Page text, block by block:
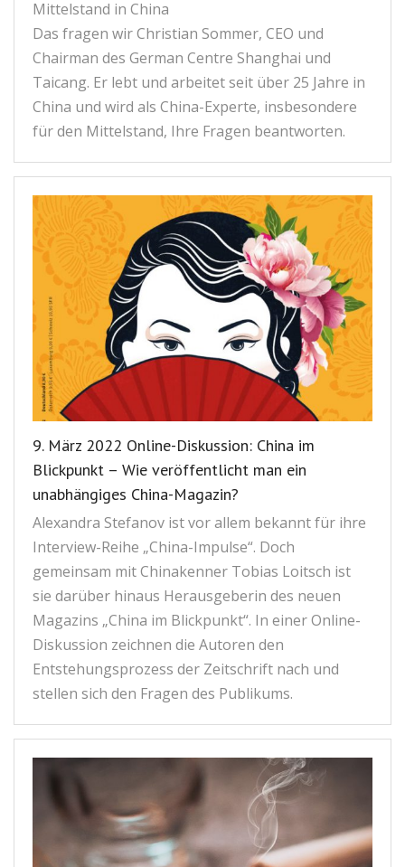
Mittelstand in China
Das fragen wir Christian Sommer, CEO und
Chairman des German Centre Shanghai und
Taicang. Er lebt und arbeitet seit über 25 Jahre in
China und wird als China-Experte, insbesondere
für den Mittelstand, Ihre Fragen beantworten.
9. März 2022 Online-Diskussion: China im
Blickpunkt – Wie veröffentlicht man ein
unabhängiges China-Magazin?
Alexandra Stefanov ist vor allem bekannt für ihre
Interview-Reihe „China-Impulse“. Doch
gemeinsam mit Chinakenner Tobias Loitsch ist
sie darüber hinaus Herausgeberin des neuen
Magazins „China im Blickpunkt“. In einer Online-
Diskussion zeichnen die Autoren den
Entstehungsprozess der Zeitschrift nach und
stellen sich den Fragen des Publikums.